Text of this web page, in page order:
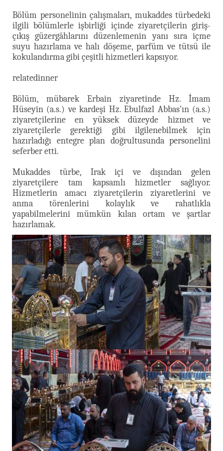
Bölüm personelinin çalışmaları, mukaddes türbedeki
ilgili bölümlerle işbirliği içinde ziyaretçilerin giriş-
çıkış güzergâhlarını düzenlemenin yanı sıra içme
suyu hazırlama ve halı döşeme, parfüm ve tütsü ile
kokulandırma gibi çeşitli hizmetleri kapsıyor.
relatedinner
Bölüm, mübarek Erbain ziyaretinde Hz. İmam
Hüseyin (a.s.) ve kardeşi Hz. Ebulfazl Abbas'ın (a.s.)
ziyaretçilerine en yüksek düzeyde hizmet ve
ziyaretçilerle gerektiği gibi ilgilenebilmek için
hazırladığı entegre plan doğrultusunda personelini
seferber etti.
Mukaddes türbe, Irak içi ve dışından gelen
ziyaretçilere tam kapsamlı hizmetler sağlıyor.
Hizmetlerin amacı ziyaretçilerin ziyaretlerini ve
anma törenlerini kolaylık ve rahatlıkla
yapabilmelerini mümkün kılan ortam ve şartlar
hazırlamak.